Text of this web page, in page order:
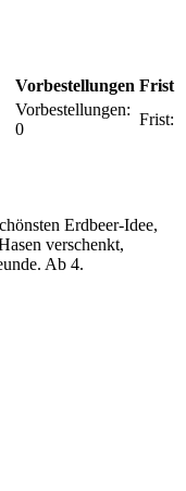
Vorbestellungen Frist
Vorbestellungen:
0
Frist:
Erdbeer-Idee,
verschenkt,
Ab 4.